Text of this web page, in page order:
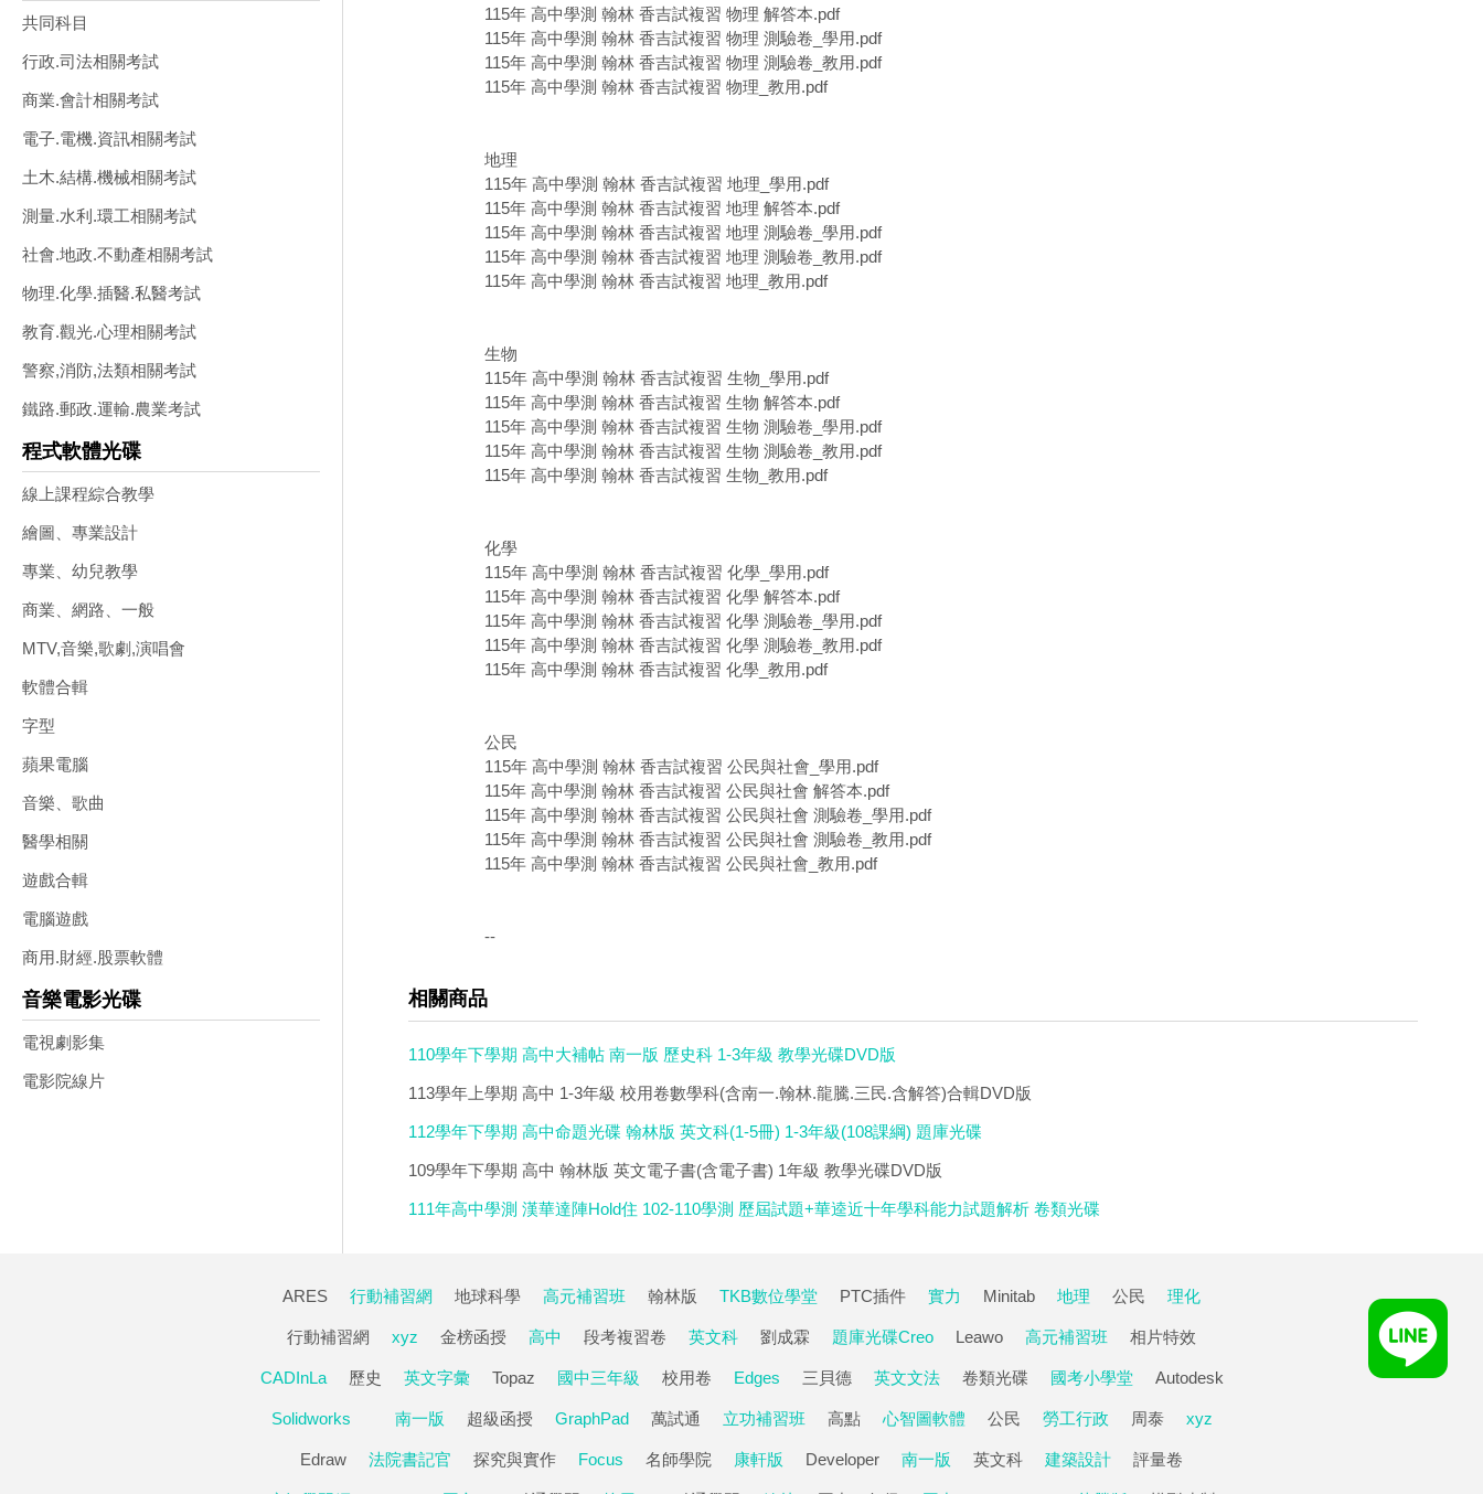
共同科目
行政.司法相關考試
商業.會計相關考試
電子.電機.資訊相關考試
土木.結構.機械相關考試
測量.水利.環工相關考試
社會.地政.不動產相關考試
物理.化學.插醫.私醫考試
教育.觀光.心理相關考試
警察,消防,法類相關考試
鐵路.郵政.運輸.農業考試
程式軟體光碟
線上課程綜合教學
繪圖、專業設計
專業、幼兒教學
商業、網路、一般
MTV,音樂,歌劇,演唱會
軟體合輯
字型
蘋果電腦
音樂、歌曲
醫學相關
遊戲合輯
電腦遊戲
商用.財經.股票軟體
音樂電影光碟
電視劇影集
電影院線片
115年 高中學測 翰林 香吉試複習 物理 解答本.pdf
115年 高中學測 翰林 香吉試複習 物理 測驗卷_學用.pdf
115年 高中學測 翰林 香吉試複習 物理 測驗卷_教用.pdf
115年 高中學測 翰林 香吉試複習 物理_教用.pdf
地理
115年 高中學測 翰林 香吉試複習 地理_學用.pdf
115年 高中學測 翰林 香吉試複習 地理 解答本.pdf
115年 高中學測 翰林 香吉試複習 地理 測驗卷_學用.pdf
115年 高中學測 翰林 香吉試複習 地理 測驗卷_教用.pdf
115年 高中學測 翰林 香吉試複習 地理_教用.pdf
生物
115年 高中學測 翰林 香吉試複習 生物_學用.pdf
115年 高中學測 翰林 香吉試複習 生物 解答本.pdf
115年 高中學測 翰林 香吉試複習 生物 測驗卷_學用.pdf
115年 高中學測 翰林 香吉試複習 生物 測驗卷_教用.pdf
115年 高中學測 翰林 香吉試複習 生物_教用.pdf
化學
115年 高中學測 翰林 香吉試複習 化學_學用.pdf
115年 高中學測 翰林 香吉試複習 化學 解答本.pdf
115年 高中學測 翰林 香吉試複習 化學 測驗卷_學用.pdf
115年 高中學測 翰林 香吉試複習 化學 測驗卷_教用.pdf
115年 高中學測 翰林 香吉試複習 化學_教用.pdf
公民
115年 高中學測 翰林 香吉試複習 公民與社會_學用.pdf
115年 高中學測 翰林 香吉試複習 公民與社會 解答本.pdf
115年 高中學測 翰林 香吉試複習 公民與社會 測驗卷_學用.pdf
115年 高中學測 翰林 香吉試複習 公民與社會 測驗卷_教用.pdf
115年 高中學測 翰林 香吉試複習 公民與社會_教用.pdf
--
相關商品
110學年下學期 高中大補帖 南一版 歷史科 1-3年級 教學光碟DVD版
113學年上學期 高中 1-3年級 校用卷數學科(含南一.翰林.龍騰.三民.含解答)合輯DVD版
112學年下學期 高中命題光碟 翰林版 英文科(1-5冊) 1-3年級(108課綱) 題庫光碟
109學年下學期 高中 翰林版 英文電子書(含電子書) 1年級 教學光碟DVD版
111年高中學測 漢華達陣Hold住 102-110學測 歷屆試題+華逵近十年學科能力試題解析 卷類光碟
ARES 行動補習網 地球科學 高元補習班 翰林版 TKB數位學堂 PTC插件 實力 Minitab 地理 公民 理化
行動補習網 xyz 金榜函授 高中 段考複習卷 英文科 劉成霖 題庫光碟Creo Leawo 高元補習班 相片特效
CADInLa 歷史 英文字彙 Topaz 國中三年級 校用卷 Edges 三貝德 英文文法 卷類光碟 國考小學堂 Autodesk
Solidworks 南一版 超級函授 GraphPad 萬試通 立功補習班 高點 心智圖軟體 公民 勞工行政 周泰 xyz
Edraw 法院書記官 探究與實作 Focus 名師學院 康軒版 Developer 南一版 英文科 建築設計 評量卷